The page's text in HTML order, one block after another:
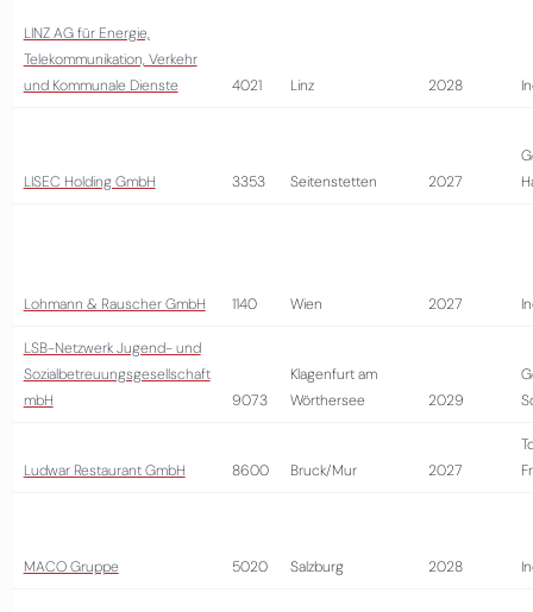
LINZ AG für Energie,
Telekommunikation, Verkehr
und Kommunale Dienste
4021 Linz 2028
LISEC Holding GmbH 3353 Seitenstetten 2027
Lohmann & Rauscher GmbH 1140 Wien 2027
LSB-Netzwerk Jugend- und
Sozialbetreuungsgesellschaft
mbH
9073
Klagenfurt am
Wörthersee
2029
Ludwar Restaurant GmbH 8600 Bruck/Mur 2027
MACO Gruppe 5020 Salzburg 2028